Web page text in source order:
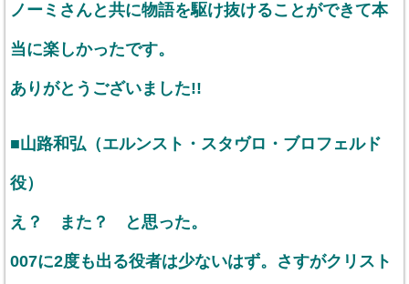
ノーミさんと共に物語を駆け抜けることができて本
当に楽しかったです。
ありがとうございました!!
■山路和弘（エルンスト・スタヴロ・ブロフェルド
役）
え？ また？ と思った。
007に2度も出る役者は少ないはず。さすがクリスト